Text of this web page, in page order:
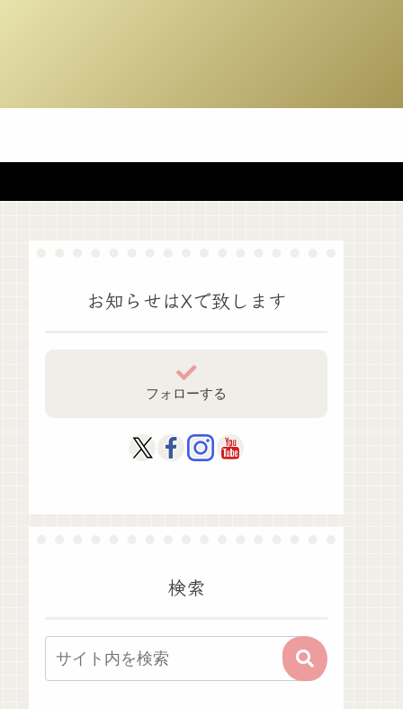
お知らせはXで致します
フォローする
検索